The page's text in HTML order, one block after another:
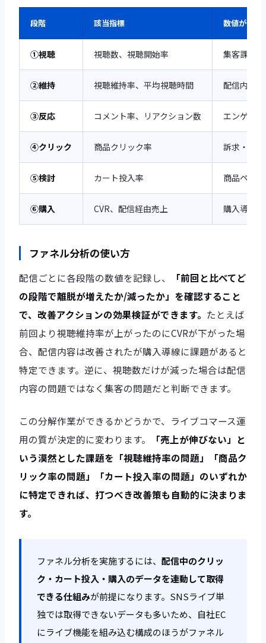
段階 該当指標 数値が低い
①視聴 視聴数、視聴開始率 集客課題(
②維持 視聴維持率、平均視聴時間 配信内容
③反応 コメント率、リアクション数 エンゲー
④クリック 商品クリック率 訴求・導
⑤検討 カート投入率 商品ペー
⑥購入 CVR、配信経由売上 購入導線
ファネル分析の使い方
配信ごとに各段階の数値を記録し、
「前回と比べてど
の段階で離脱が増えたか/減ったか」を確認すること
で、改善アクションの効果検証ができます。 たとえば
前回より視聴維持率が上がったのにCVRが下がった場
合、配信内容は改善されたが購入導線に課題があると
特定できます。逆に、視聴数だけが減った場合は配信
内容の問題ではなく集客の問題だと判断できます。
この分解作業ができるかどうかで、ライブコマース運
用の質が決定的に変わります。
「売上が伸びない」と
いう漠然とした課題を「視聴維持率の問題」「商品ク
リック率の問題」「カート投入率の問題」のいずれか
に特定できれば、打つべき改善策も自動的に決まりま
す。
ファネル分析を実施するには、 配信中のクリッ
ク・カート投入・購入のデータを連動して取得
できる仕組みが前提になります。SNSライブ単
独では取得できないデータも多いため、自社EC
にライブ機能を組み込む構成のほうがファネル